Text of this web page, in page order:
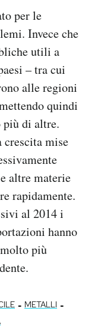
per le
Invece che
utili a
– tra cui
alle regioni
quindi
più di altre.
mise
altre materie
rapidamente.
al 2014 i
hanno
più
- METALLI -